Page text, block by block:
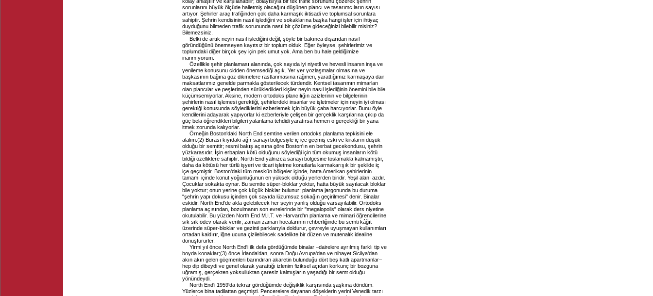
sorunlarını büyük ölçüde halletmiş olacağını düşünen plancı ve tasarımcıların sayısı
artıyor. Şehirler araç trafiğinden çok daha karmaşık iktisadi ve toplumsal sorunlara
sahiptir. Şehrin kendisinin nasıl işlediğini ve sokaklarına başka hangi işler için ihtiyaç
duyduğunu bilmeden trafik sorununda nasıl bir çözüme gideceğinizi bilebilir misiniz?
Bilemezsiniz.
Belki de artık neyin nasıl işlediğini değil, şöyle bir bakınca dışarıdan nasıl
göründüğünü önemseyen kayıtsız bir toplum olduk. Eğer öyleyse, şehirlerimiz ve
toplumdaki diğer birçok şey için pek umut yok. Ama ben bu hale geldiğimize
inanmıyorum.
Özellikle şehir planlaması alanında, çok sayıda iyi niyetli ve hevesli insanın inşa ve
yenileme konusunu cidden önemsediği açık. Yer yer yozlaşmalar olmasına ve
başkasının bağına göz dikmelere rastlanmasına rağmen, yarattığımız karmaşaya dair
maksatlarımız genelde parmakla gösterilecek türdendir. Kentsel tasarımın mimarları
olan plancılar ve peşlerinden sürükledikleri kişiler neyin nasıl işlediğinin önemini bile bile
küçümsemiyorlar. Aksine, modern ortodoks plancılığın azizlerinin ve bilgelerinin
şehirlerin nasıl işlemesi gerektiği, şehirlerdeki insanlar ve işletmeler için neyin iyi olması
gerektiği konusunda söylediklerini ezberlemek için büyük çaba harcıyorlar. Bunu öyle
kendilerini adayarak yapıyorlar ki ezberleriyle çelişen bir gerçeklik karşılarına çıkıp da
güç bela öğrendikleri bilgileri yalanlama tehdidi yaratırsa hemen o gerçekliği bir yana
itmek zorunda kalıyorlar.
Örneğin Boston'daki North End semtine verilen ortodoks planlama tepkisini ele
alalım. (2) Burası kıyıdaki ağır sanayi bölgesiyle iç içe geçmiş eski ve kiraların düşük
olduğu bir semttir; resmi bakış açısına göre Boston'ın en berbat gecekondusu, şehrin
yüzkarasıdır. İşin erbapları kötü olduğunu söylediği için tüm okumuş insanların kötü
bildiği özelliklere sahiptir. North End yalnızca sanayi bölgesine toslamakla kalmamıştır,
daha da kötüsü her türlü işyeri ve ticari işletme konutlarla karmakarışık bir şekilde iç
içe geçmiştir. Boston'daki tüm meskûn bölgeler içinde, hatta Amerikan şehirlerinin
tamamı içinde konut yoğunluğunun en yüksek olduğu yerlerden biridir. Yeşil alanı azdır.
Çocuklar sokakta oynar. Bu semtte süper-bloklar yoktur, hatta büyük sayılacak bloklar
bile yoktur; onun yerine çok küçük bloklar bulunur; planlama jargonunda bu duruma
"şehrin yapı dokusu içinden çok sayıda lüzumsuz sokağın geçirilmesi" denir. Binalar
eskidir. North End'de akla gelebilecek her şeyin yanlış olduğu varsayılabilir. Ortodoks
planlama açısından, bozulmanın son evrelerinde bir "megalopolis" olarak ders niyetine
okutulabilir. Bu yüzden North End M.I.T. ve Harvard'ın planlama ve mimari öğrencilerine
sık sık ödev olarak verilir; zaman zaman hocalarının rehberliğinde bu semti kâğıt
üzerinde süper-bloklar ve gezinti parklarıyla doldurur, çevreyle uyuşmayan kullanımları
ortadan kaldırır, iğne ucuna çizilebilecek sadelikte bir düzen ve mutenalık idealine
dönüştürürler.
Yirmi yıl önce North End'i ilk defa gördüğümde binalar –dairelere ayrılmış farklı tip ve
boyda konaklar;(3) önce İrlanda'dan, sonra Doğu Avrupa'dan ve nihayet Sicilya'dan
akın akın gelen göçmenleri barındıran akaretin bulunduğu dört beş katlı apartmanlar–
hep dip dibeydi ve genel olarak yarattığı izlenim fiziksel açıdan korkunç bir bozguna
uğramış, gerçekten yoksulluktan çaresiz kalmışların yaşadığı bir semt olduğu
yönündeydi.
North End'i 1959'da tekrar gördüğümde değişiklik karşısında şaşkına döndüm.
Yüzlerce bina tadilattan geçmişti. Pencerelere dayanan döşeklerin yerini Venedik tarzı